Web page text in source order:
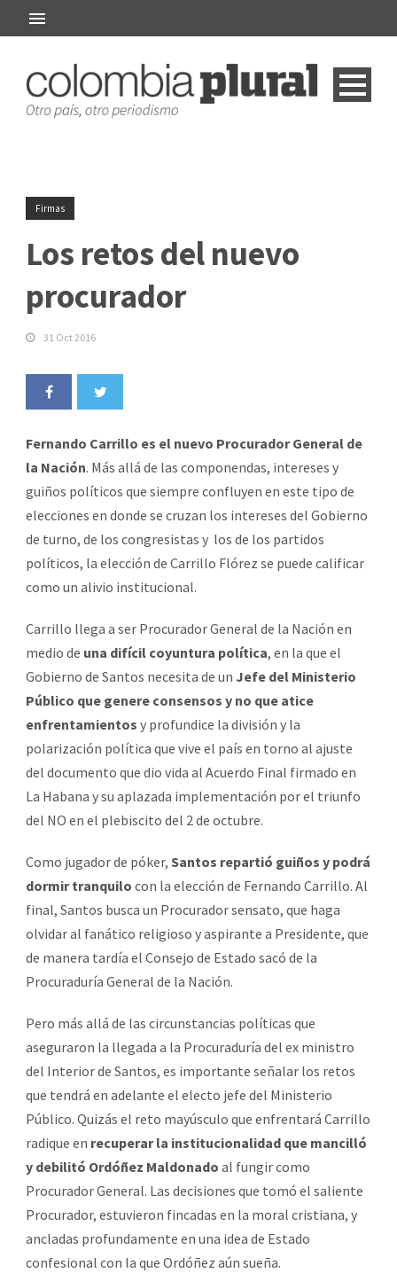
Firmas
Los retos del nuevo
procurador
31 Oct 2016
Fernando Carrillo es el nuevo Procurador General de
la Nación. Más allá de las componendas, intereses y
guiños políticos que siempre confluyen en este tipo de
elecciones en donde se cruzan los intereses del Gobierno
de turno, de los congresistas y los de los partidos
políticos, la elección de Carrillo Flórez se puede calificar
como un alivio institucional.
Carrillo llega a ser Procurador General de la Nación en
medio de una difícil coyuntura política, en la que el
Gobierno de Santos necesita de un Jefe del Ministerio
Público que genere consensos y no que atice
enfrentamientos y profundice la división y la
polarización política que vive el país en torno al ajuste
del documento que dio vida al Acuerdo Final firmado en
La Habana y su aplazada implementación por el triunfo
del NO en el plebiscito del 2 de octubre.
Como jugador de póker, Santos repartió guiños y podrá
dormir tranquilo con la elección de Fernando Carrillo. Al
final, Santos busca un Procurador sensato, que haga
olvidar al fanático religioso y aspirante a Presidente, que
de manera tardía el Consejo de Estado sacó de la
Procuraduría General de la Nación.
Pero más allá de las circunstancias políticas que
aseguraron la llegada a la Procuraduría del ex ministro
del Interior de Santos, es importante señalar los retos
que tendrá en adelante el electo jefe del Ministerio
Público. Quizás el reto mayúsculo que enfrentará Carrillo
radique en recuperar la institucionalidad que mancilló
y debilitó Ordóñez Maldonado al fungir como
Procurador General. Las decisiones que tomó el saliente
Procurador, estuvieron fincadas en la moral cristiana, y
ancladas profundamente en una idea de Estado
confesional con la que Ordóñez aún sueña.